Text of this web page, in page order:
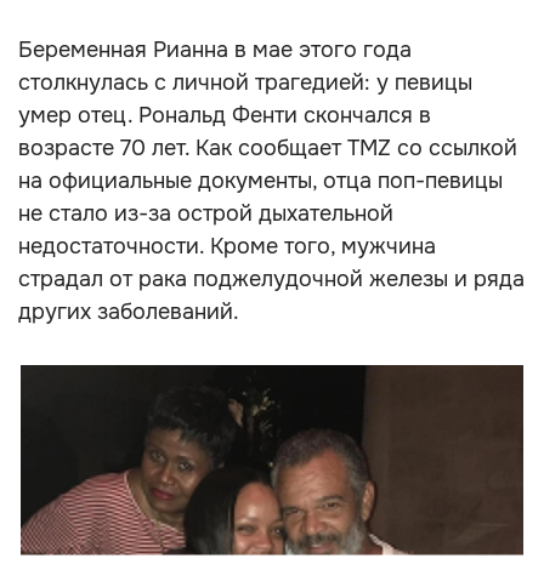
Беременная Рианна в мае этого года
столкнулась с личной трагедией: у певицы
умер отец. Рональд Фенти скончался в
возрасте 70 лет. Как сообщает TMZ со ссылкой
на официальные документы, отца поп-певицы
не стало из-за острой дыхательной
недостаточности. Кроме того, мужчина
страдал от рака поджелудочной железы и ряда
других заболеваний.